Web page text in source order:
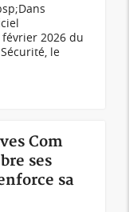
février 2026 du
le
Com
ses
sa